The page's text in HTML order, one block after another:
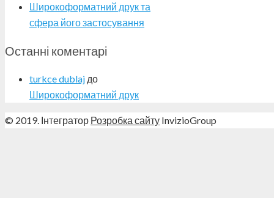
Широкоформатний друк та
сфера його застосування
Останні коментарі
turkce dublaj до
Широкоформатний друк
© 2019. Інтегратор Розробка сайту InvizioGroup